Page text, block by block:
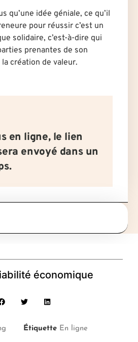
qu’une idée géniale, ce qu’il
pour réussir c’est un
solidaire, c’est-à-dire qui
prenantes de son
création de valeur.
en ligne, le lien
envoyé dans un
économique
Étiquette En ligne